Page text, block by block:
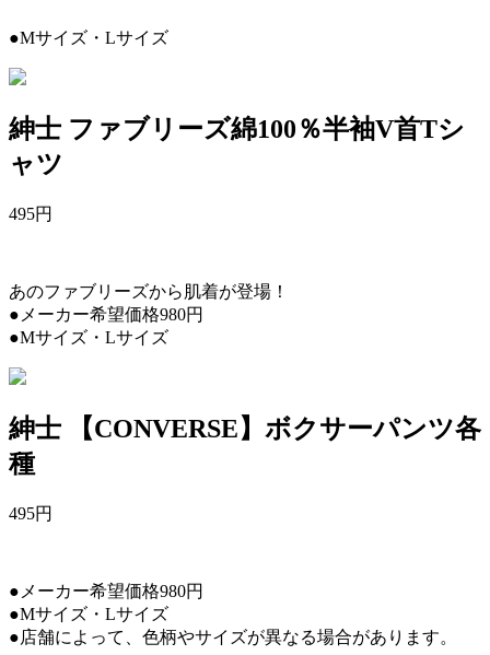
●Mサイズ・Lサイズ
紳士 ファブリーズ綿100％半袖V首Tシ
ャツ
495円
あのファブリーズから肌着が登場！
●メーカー希望価格980円
●Mサイズ・Lサイズ
紳士 【CONVERSE】ボクサーパンツ各
種
495円
●メーカー希望価格980円
●Mサイズ・Lサイズ
●店舗によって、色柄やサイズが異なる場合があります。